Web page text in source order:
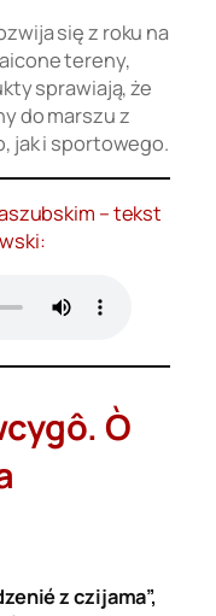
się z roku na
tereny,
sprawiają, że
do marszu z
jak i sportowego.
– tekst
Ò
z czijama”,